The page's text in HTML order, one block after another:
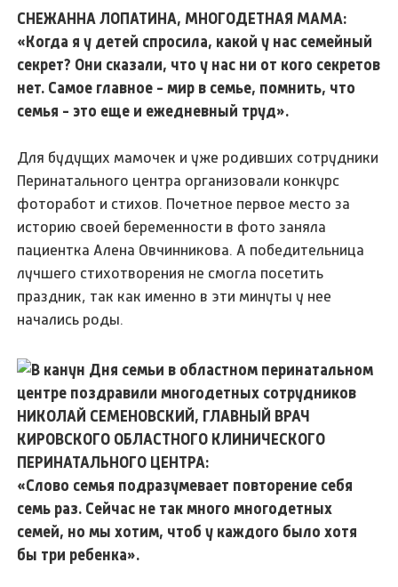
СНЕЖАННА ЛОПАТИНА, МНОГОДЕТНАЯ МАМА:
«Когда я у детей спросила, какой у нас семейный
секрет? Они сказали, что у нас ни от кого секретов
нет. Самое главное - мир в семье, помнить, что
семья - это еще и ежедневный труд».
Для будущих мамочек и уже родивших сотрудники
Перинатального центра организовали конкурс
фоторабот и стихов. Почетное первое место за
историю своей беременности в фото заняла
пациентка Алена Овчинникова. А победительница
лучшего стихотворения не смогла посетить
праздник, так как именно в эти минуты у нее
начались роды.
НИКОЛАЙ СЕМЕНОВСКИЙ, ГЛАВНЫЙ ВРАЧ
КИРОВСКОГО ОБЛАСТНОГО КЛИНИЧЕСКОГО
ПЕРИНАТАЛЬНОГО ЦЕНТРА:
«Слово семья подразумевает повторение себя
семь раз. Сейчас не так много многодетных
семей, но мы хотим, чтоб у каждого было хотя
бы три ребенка».